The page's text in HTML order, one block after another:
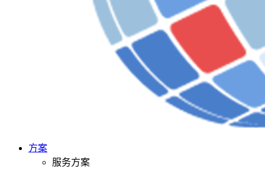
方案
服务方案